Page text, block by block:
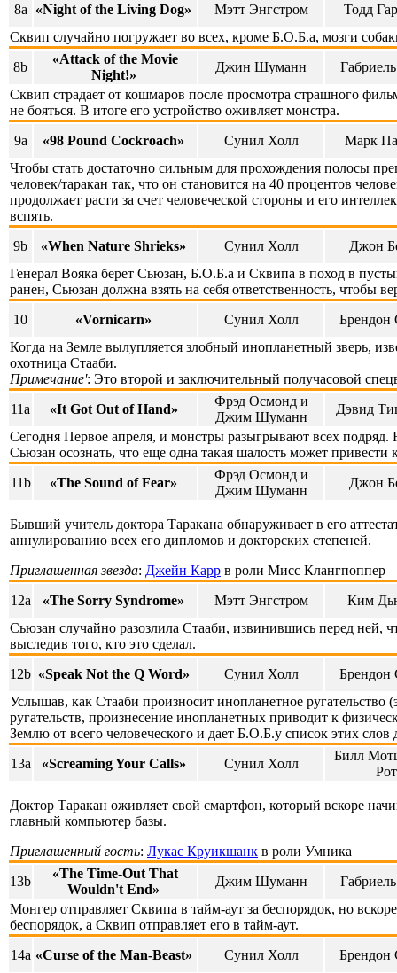
8a
«Night of the Living Dog» Мэтт Энгстром
Тодд
Сквип случайно погружает во всех, кроме Б.О.Б.а, мозги
8b
«Attack of the Movie
Night!»
Джин Шуманн
Сквип страдает от кошмаров после просмотра страшного
не бояться. В итоге его устройство оживляет монстра.
9a
«98 Pound Cockroach» Сунил Холл
Марк
Чтобы стать достаточно сильным для прохождения полосы
человек/таракан так, что он становится на 40 процентов
продолжает расти за счет человеческой стороны и его
вспять.
9b
«When Nature Shrieks» Сунил Холл
Джон
Генерал Вояка берет Сьюзан, Б.О.Б.а и Сквипа в поход в
ранен, Сьюзан должна взять на себя ответственность, чтобы
10
«Vornicarn» Сунил Холл
Брендон
Когда на Земле вылупляется злобный инопланетный зверь,
охотница Стааби.
Примечание': Это второй и заключительный получасовой
11a
«It Got Out of Hand»
Фрэд Осмонд и
Джим Шуманн
Дэвид
Сегодня Первое апреля, и монстры разыгрывают всех подряд.
Сьюзан осознать, что еще одна такая шалость может
11b
«The Sound of Fear»
Фрэд Осмонд и
Джим Шуманн
Джон
Бывший учитель доктора Таракана обнаруживает в его
аннулированию всех его дипломов и докторских степеней.
Приглашенная звезда: Джейн Карр в роли Мисс Клангпоппер
12a
«The Sorry Syndrome» Мэтт Энгстром
Ким
Сьюзан случайно разозлила Стааби, извинившись перед ней,
выследив того, кто это сделал.
12b «Speak Not the Q Word» Сунил Холл
Брендон
Услышав, как Стааби произносит инопланетное
ругательств, произнесение инопланетных приводит к
Землю от всего человеческого и дает Б.О.Б.у список этих слов
13a
«Screaming Your Calls» Сунил Холл
Билл
Рот
Доктор Таракан оживляет свой смартфон, который вскоре
главный компьютер базы.
Приглашенный гость: Лукас Круикшанк в роли Умника
13b
«The Time-Out That
Wouldn't End»
Джим Шуманн
Монгер отправляет Сквипа в тайм-аут за беспорядок, но
беспорядок, а Сквип отправляет его в тайм-аут.
14a «Curse of the Man-Beast» Сунил Холл
Брендон